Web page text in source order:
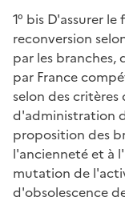
1° bis D'assurer
reconversion
par les branches,
par France
selon des critères
d'administration
proposition des
l'ancienneté et à
mutation de
d'obsolescence